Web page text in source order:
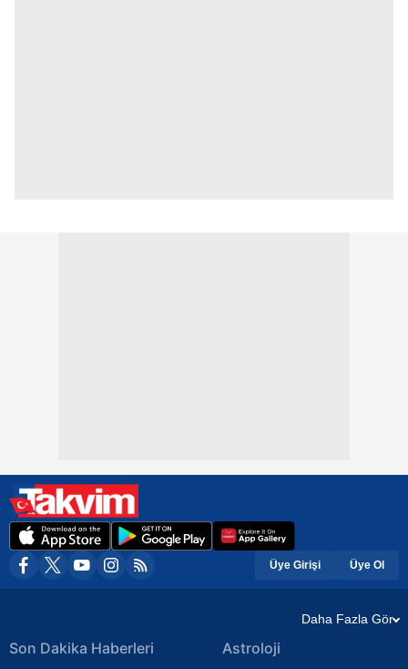
Üye Girişi Üye Ol
Daha Fazla Gör
Son Dakika Haberleri Astroloji